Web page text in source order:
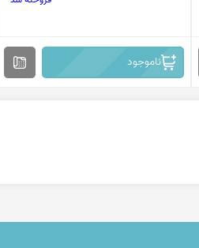
ناموجود